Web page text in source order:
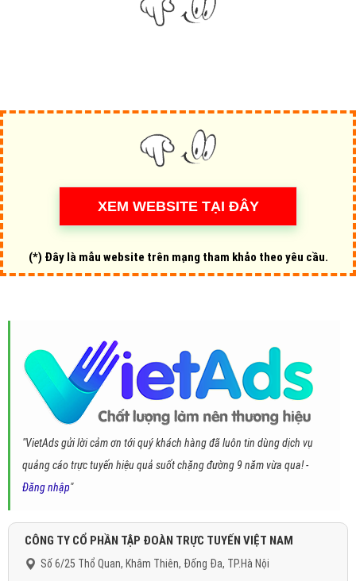
(*) Đây là mẫu website trên mạng tham khảo theo yêu cầu.
"VietAds gửi lời cảm ơn tới quý khách hàng đã luôn tin dùng dịch vụ
quảng cáo trực tuyến hiệu quả suốt chặng đường 9 năm vừa qua! -
Đăng nhập"
CÔNG TY CỔ PHẦN TẬP ĐOÀN TRỰC TUYẾN VIỆT NAM
Số 6/25 Thổ Quan, Khâm Thiên, Đống Đa, TP.Hà Nội